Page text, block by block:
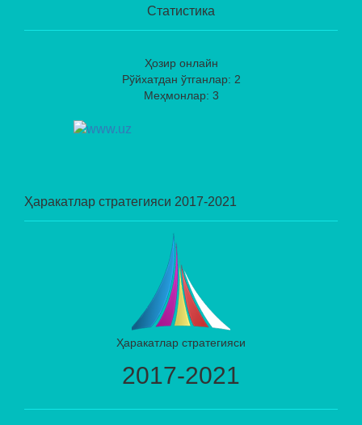
Статистика
Ҳозир онлайн
Рўйхатдан ўтганлар: 2
Меҳмонлар: 3
Ҳаракатлар стратегияси 2017-2021
Ҳаракатлар стратегияси
2017-2021